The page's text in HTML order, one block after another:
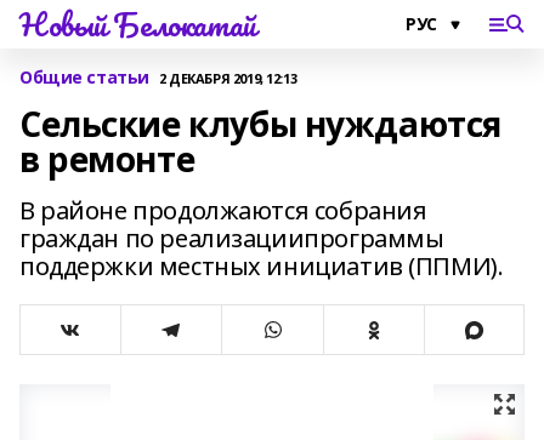
Новый Белокатай
Общие статьи 2 ДЕКАБРЯ 2019, 12:13
Сельские клубы нуждаются
в ремонте
В районе продолжаются собрания
граждан по реализациипрограммы
поддержки местных инициатив (ППМИ).